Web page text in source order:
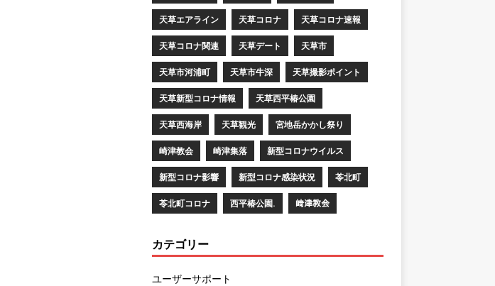
天草エアライン 天草コロナ 天草コロナ速報
天草コロナ関連 天草デート 天草市
天草市河浦町 天草市牛深 天草撮影ポイント
天草新型コロナ情報 天草西平椿公園
天草西海岸 天草観光 宮地岳かかし祭り
崎津教会 崎津集落 新型コロナウイルス
新型コロナ影響 新型コロナ感染状況 苓北町
苓北町コロナ 西平椿公園. 﨑津教会
カテゴリー
ユーザーサポート